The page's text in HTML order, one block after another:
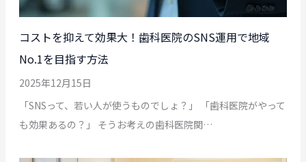
コストを抑えて効果大！歯科医院のSNS運用で地域
No.1を目指す方法
2025年12月15日
「SNSって、若い人が使うものでしょ？」 「歯科医院がやって
も効果あるの？」 そうお考えの歯科医院関…